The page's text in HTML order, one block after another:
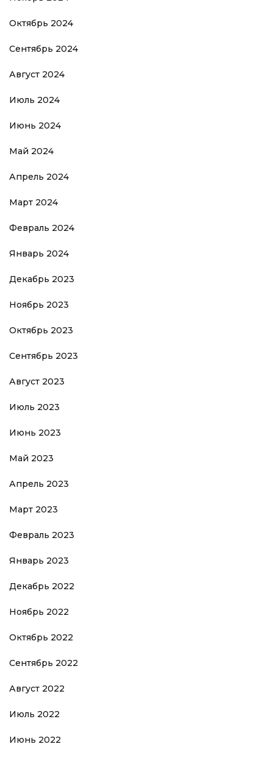
Октябрь 2024
Сентябрь 2024
Август 2024
Июль 2024
Июнь 2024
Май 2024
Апрель 2024
Март 2024
Февраль 2024
Январь 2024
Декабрь 2023
Ноябрь 2023
Октябрь 2023
Сентябрь 2023
Август 2023
Июль 2023
Июнь 2023
Май 2023
Апрель 2023
Март 2023
Февраль 2023
Январь 2023
Декабрь 2022
Ноябрь 2022
Октябрь 2022
Сентябрь 2022
Август 2022
Июль 2022
Июнь 2022